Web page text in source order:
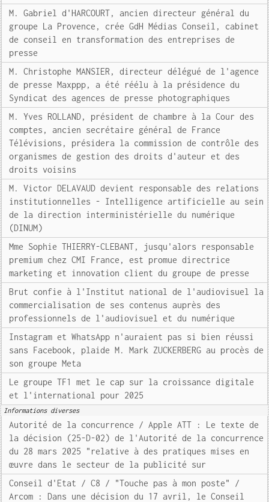
M. Gabriel d'HARCOURT, ancien directeur général du
groupe La Provence, crée GdH Médias Conseil, cabinet
de conseil en transformation des entreprises de
presse
M. Christophe MANSIER, directeur délégué de l'agence
de presse Maxppp, a été réélu à la présidence du
Syndicat des agences de presse photographiques
M. Yves ROLLAND, président de chambre à la Cour des
comptes, ancien secrétaire général de France
Télévisions, présidera la commission de contrôle des
organismes de gestion des droits d'auteur et des
droits voisins
M. Victor DELAVAUD devient responsable des relations
institutionnelles - Intelligence artificielle au sein
de la direction interministérielle du numérique
(DINUM)
Mme Sophie THIERRY-CLEBANT, jusqu'alors responsable
premium chez CMI France, est promue directrice
marketing et innovation client du groupe de presse
Brut confie à l'Institut national de l'audiovisuel la
commercialisation de ses contenus auprès des
professionnels de l'audiovisuel et du numérique
Instagram et WhatsApp n'auraient pas si bien réussi
sans Facebook, plaide M. Mark ZUCKERBERG au procès de
son groupe Meta
Le groupe TF1 met le cap sur la croissance digitale
et l'international pour 2025
Informations diverses
Autorité de la concurrence / Apple ATT : Le texte de
la décision (25-D-02) de l'Autorité de la concurrence
du 28 mars 2025 "relative à des pratiques mises en
œuvre dans le secteur de la publicité sur
Conseil d'Etat / C8 / "Touche pas à mon poste" /
Arcom : Dans une décision du 17 avril, le Conseil